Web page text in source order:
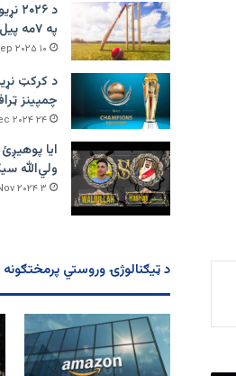
د
په ۷مه پیل شي
۱۰ Sep ۲۰۲۵
چمپینز
۲۴ Dec ۲۰۲۴
ایا
ولي‌الله
۳ Nov ۲۰۲۴
د ټیګنالوژۍ وروستي پرمختګونه